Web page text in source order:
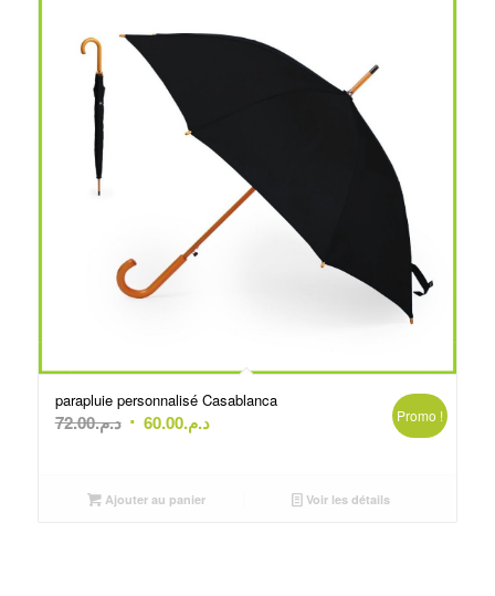
parapluie personnalisé Casablanca
د.م.72.00
Le
était :
د.م.60.00
Le
Promo !
Ajouter au panier Voir les détails